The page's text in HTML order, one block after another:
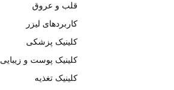
قلب و عروق
کاربردهای لیزر
کلینیک پزشکی
کلینیک پوست و زیبایی
کلینیک تغذیه